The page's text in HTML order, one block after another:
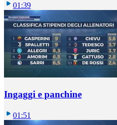
01:39
Ingaggi e panchine
01:51